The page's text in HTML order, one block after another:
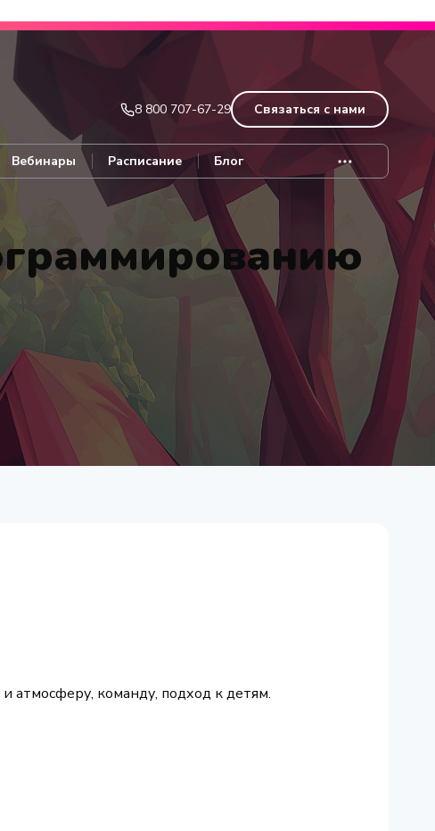
8 800 707-67-29 Связаться с нами
Вебинары Расписание Блог
атмосферу, команду, подход к детям.